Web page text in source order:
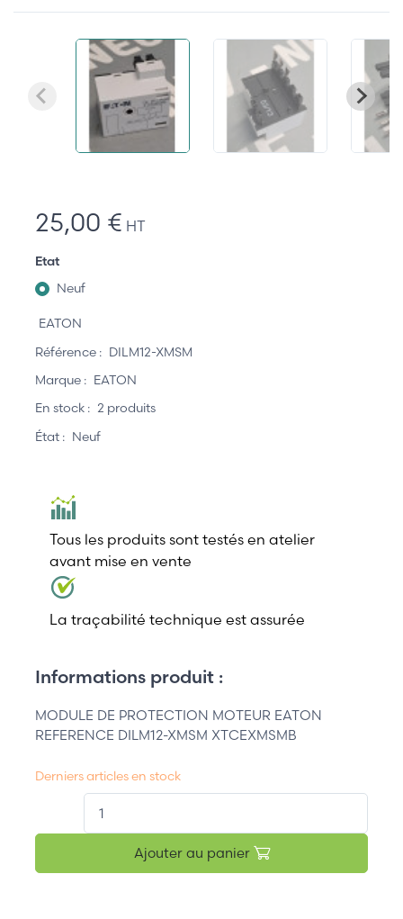
25,00 € HT
Etat
Neuf
EATON
Référence : DILM12-XMSM
Marque : EATON
En stock : 2 produits
État : Neuf
Tous les produits sont testés en atelier
avant mise en vente
La traçabilité technique est assurée
Informations produit :
MODULE DE PROTECTION MOTEUR EATON
REFERENCE DILM12-XMSM XTCEXMSMB
Derniers articles en stock
Ajouter au panier